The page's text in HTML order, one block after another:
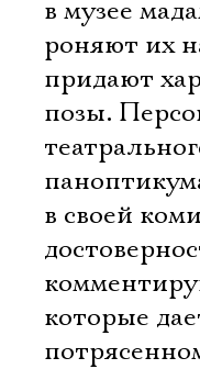
в музее
роняют их
придают
позы.
в своей
которые